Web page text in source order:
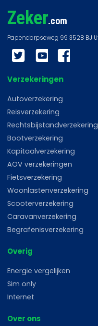
Zeker.com
Twitter YouTube
Verzekeringen
Autoverzekering
Reisverzekering
Rechtsbijstandverzekering
Bootverzekering
Kapitaalverzekering
AOV verzekeringen
Fietsverzekering
Woonlastenverzekering
Scooterverzekering
Caravanverzekering
Begrafenisverzekering
Overig
Energie vergelijken
Sim only
Internet
Over ons